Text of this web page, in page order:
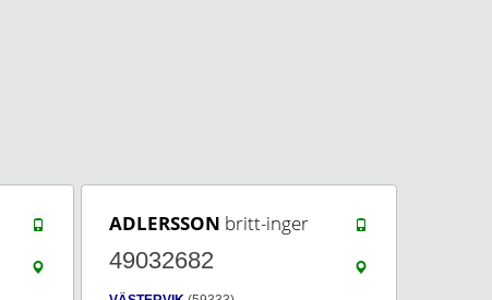
ADLERSSON britt-inger
49032682